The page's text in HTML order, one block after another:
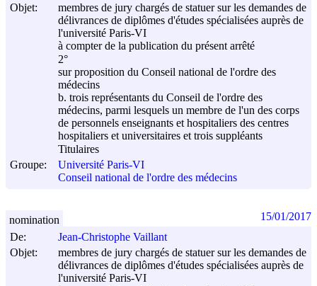
Objet:
membres de jury chargés de statuer sur les demandes de
délivrances de diplômes d'études spécialisées auprès de
l'université Paris-VI
à compter de la publication du présent arrêté
2°
sur proposition du Conseil national de l'ordre des
médecins
b. trois représentants du Conseil de l'ordre des
médecins, parmi lesquels un membre de l'un des corps
de personnels enseignants et hospitaliers des centres
hospitaliers et universitaires et trois suppléants
Titulaires
Groupe:
Université Paris-VI
Conseil national de l'ordre des médecins
De:
Jean-Christophe Vaillant
Objet:
membres de jury chargés de statuer sur les demandes de
délivrances de diplômes d'études spécialisées auprès de
l'université Paris-VI
nomination 15/01/2017